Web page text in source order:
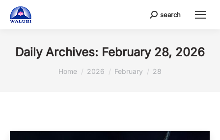
Search:
search
Daily Archives: February 28, 2026
You are here:
Home 2026 February 28